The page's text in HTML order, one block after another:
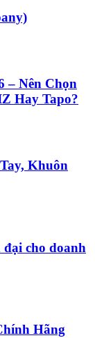
– Nên Chọn
Hay Tapo?
Khuôn
cho doanh
Hãng